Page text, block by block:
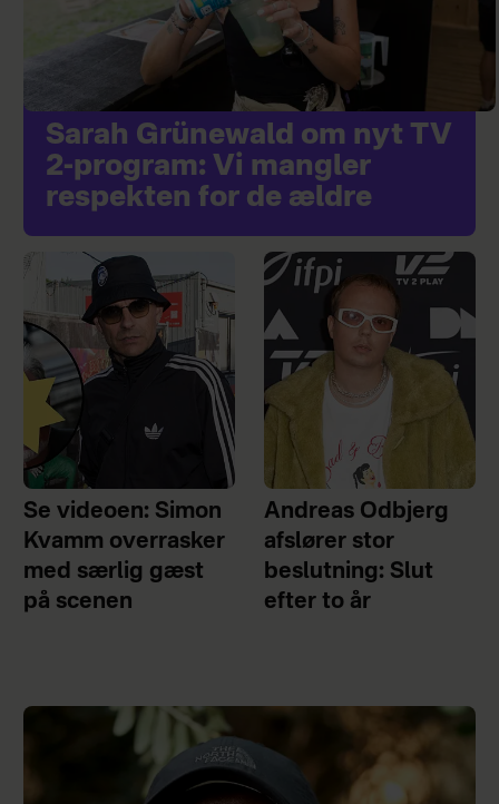
Sarah Grünewald om nyt TV
2-program: Vi mangler
respekten for de ældre
Se videoen: Simon
Kvamm overrasker
med særlig gæst
på scenen
Andreas Odbjerg
afslører stor
beslutning: Slut
efter to år